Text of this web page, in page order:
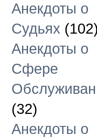
Анекдоты о
Судьях
Анекдоты о
Сфере
(32)
Анекдоты о